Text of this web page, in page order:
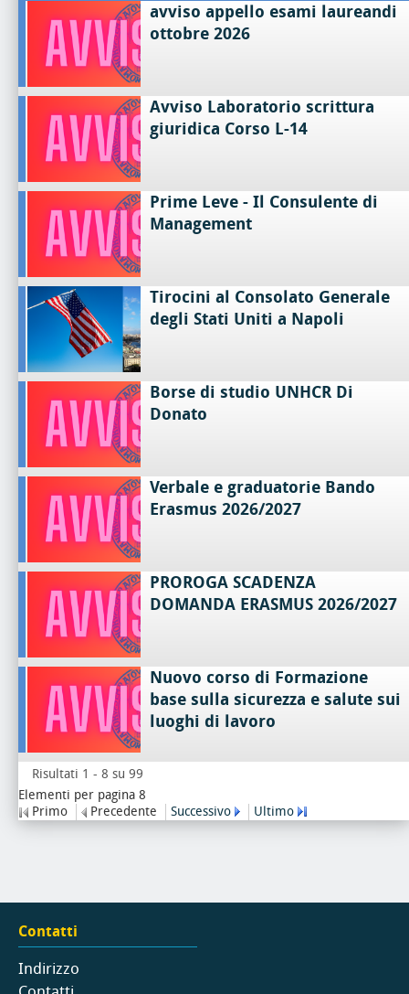
avviso appello esami laureandi
ottobre 2026
Avviso Laboratorio scrittura
giuridica Corso L-14
Prime Leve - Il Consulente di
Management
Tirocini al Consolato Generale
degli Stati Uniti a Napoli
Borse di studio UNHCR Di
Donato
Verbale e graduatorie Bando
Erasmus 2026/2027
PROROGA SCADENZA
DOMANDA ERASMUS 2026/2027
Nuovo corso di Formazione
base sulla sicurezza e salute sui
luoghi di lavoro
Risultati 1 - 8 su 99
Elementi per pagina 8
Primo
Precedente Successivo Ultimo
Contatti
Indirizzo